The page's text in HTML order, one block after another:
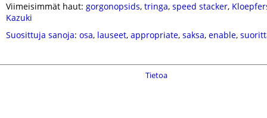
Viimeisimmät haut: gorgonopsids, tringa, speed stacker,
Kazuki
Suosittuja sanoja: osa, lauseet, appropriate, saksa, enable,
Tietoa